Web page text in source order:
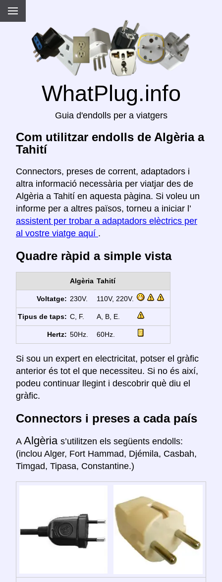
WhatPlug.info
Guia d'endolls per a viatgers
Com utilitzar endolls de Algèria a
Tahití
Connectors, preses de corrent, adaptadors i
altra informació necessària per viatjar des de
Algèria a Tahití en aquesta pàgina. Si voleu un
informe per a altres països, torneu a iniciar l’
assistent per trobar a adaptadors elèctrics per
al vostre viatge aquí .
Quadre ràpid a simple vista
Algèria Tahití
Voltatge: 230V. 110V, 220V.
Tipus de taps: C, F. A, B, E.
Hertz: 50Hz. 60Hz.
Si sou un expert en electricitat, potser el gràfic
anterior és tot el que necessiteu. Si no és així,
podeu continuar llegint i descobrir què diu el
gràfic.
Connectors i preses a cada país
A Algèria s’utilitzen els següents endolls:
(inclou Alger, Fort Hammad, Djémila, Casbah,
Timgad, Tipasa, Constantine.)